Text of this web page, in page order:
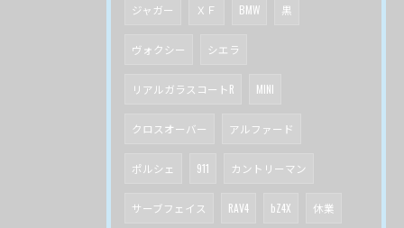
ジャガー ＸＦ BMW 黒
ヴォクシー シエラ
リアルガラスコートR MINI
クロスオーバー アルファード
ポルシェ 911 カントリーマン
サーブフェイス RAV4 bZ4X 休業